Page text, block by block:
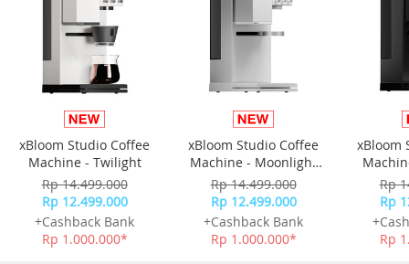
Refresh Rate:
Maksimum: 120Hz
Touch Sampling Rate:
Maksimum: 240Hz
Default: 120Hz
Gamut Warna:
Mode cerah: 100% DCI-P3
Mode alami: 100% sRGB
Kedalaman Warna: 1,07 miliar warna (10-bit)
Kepadatan Piksel: 397 PPI
Kecerahan
Kecerahan normal: 600 nits (Tipikal)
HBM: 1400 nits (Tipikal)
xBloom Studio Coffee
Machine - Twilight
Rp 14.499.000
Rp 12.499.000
+Cashback Bank
Rp 1.000.000*
xBloom Studio Coffee
Machine - Moonlight
White
Rp 14.499.000
Rp 12.499.000
+Cashback Bank
Rp 1.000.000*
xBloom
Rp
Rp
Rp